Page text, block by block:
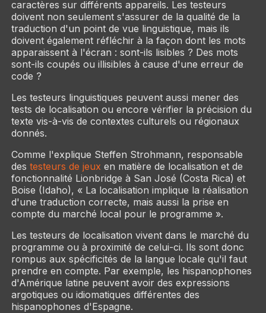
caractères sur différents appareils. Les testeurs
doivent non seulement s'assurer de la qualité de la
traduction d'un point de vue linguistique, mais ils
doivent également réfléchir à la façon dont les mots
apparaissent à l'écran : sont-ils lisibles ? Des mots
sont-ils coupés ou illisibles à cause d'une erreur de
code ?
Les testeurs linguistiques peuvent aussi mener des
tests de localisation ou encore vérifier la précision du
texte vis-à-vis de contextes culturels ou régionaux
donnés.
Comme l'explique Steffen Strohmann, responsable
des testeurs de jeux en matière de localisation et de
fonctionnalité Lionbridge à San José (Costa Rica) et
Boise (Idaho), « La localisation implique la réalisation
d'une traduction correcte, mais aussi la prise en
compte du marché local pour le programme ».
Les testeurs de localisation vivent dans le marché du
programme ou à proximité de celui-ci. Ils sont donc
rompus aux spécificités de la langue locale qu'il faut
prendre en compte. Par exemple, les hispanophones
d'Amérique latine peuvent avoir des expressions
argotiques ou idiomatiques différentes des
hispanophones d'Espagne.